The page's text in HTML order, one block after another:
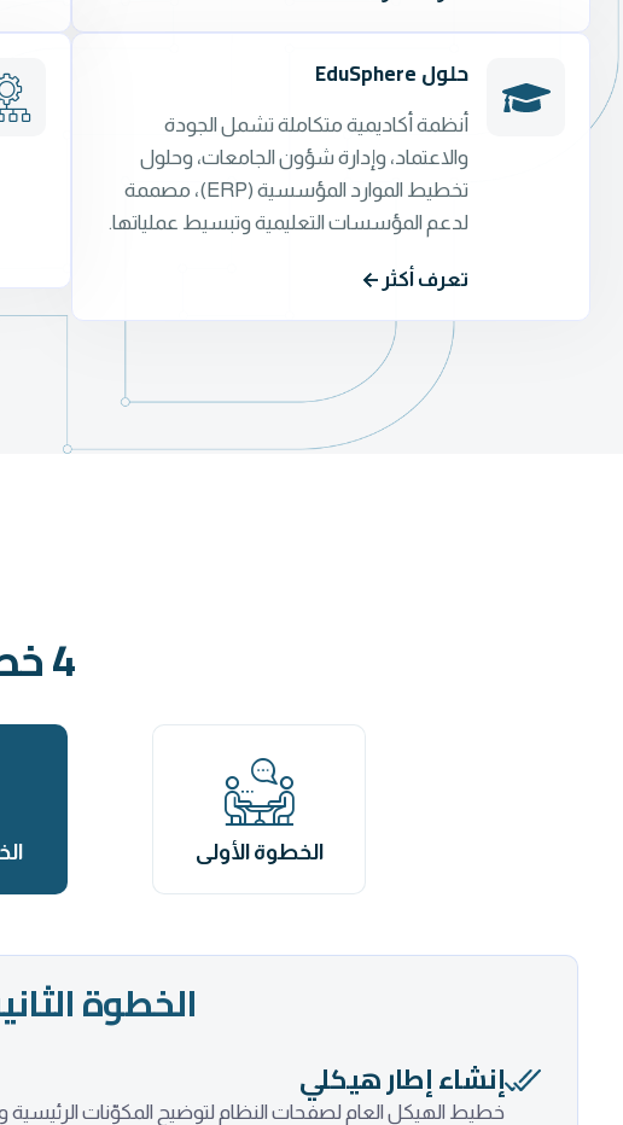
حلول EduSphere
أنظمة أكاديمية متكاملة تشمل الجودة
والاعتماد، وإدارة شؤون الجامعات، وحلول
تخطيط الموارد المؤسسية (ERP)، مصممة
لدعم المؤسسات التعليمية وتبسيط عملياتها.
تعرف أكثر
4 خطوات بسيطة تضمن النجاح
الخطوة الأولى
الخطوة
إنشاء إطار هيكلي
خطيط الهيكل العام لصفحات النظام لتوضيح المكوّنات الرئيسية